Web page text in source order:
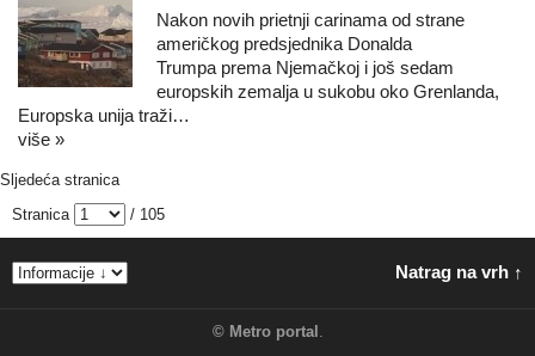
Nakon novih prietnji carinama od strane
američkog predsjednika Donalda
Trumpa prema Njemačkoj i još sedam
europskih zemalja u sukobu oko Grenlanda,
Europska unija traži…
više »
Sljedeća stranica
Stranica
/ 105
Natrag na vrh ↑
© Metro portal .